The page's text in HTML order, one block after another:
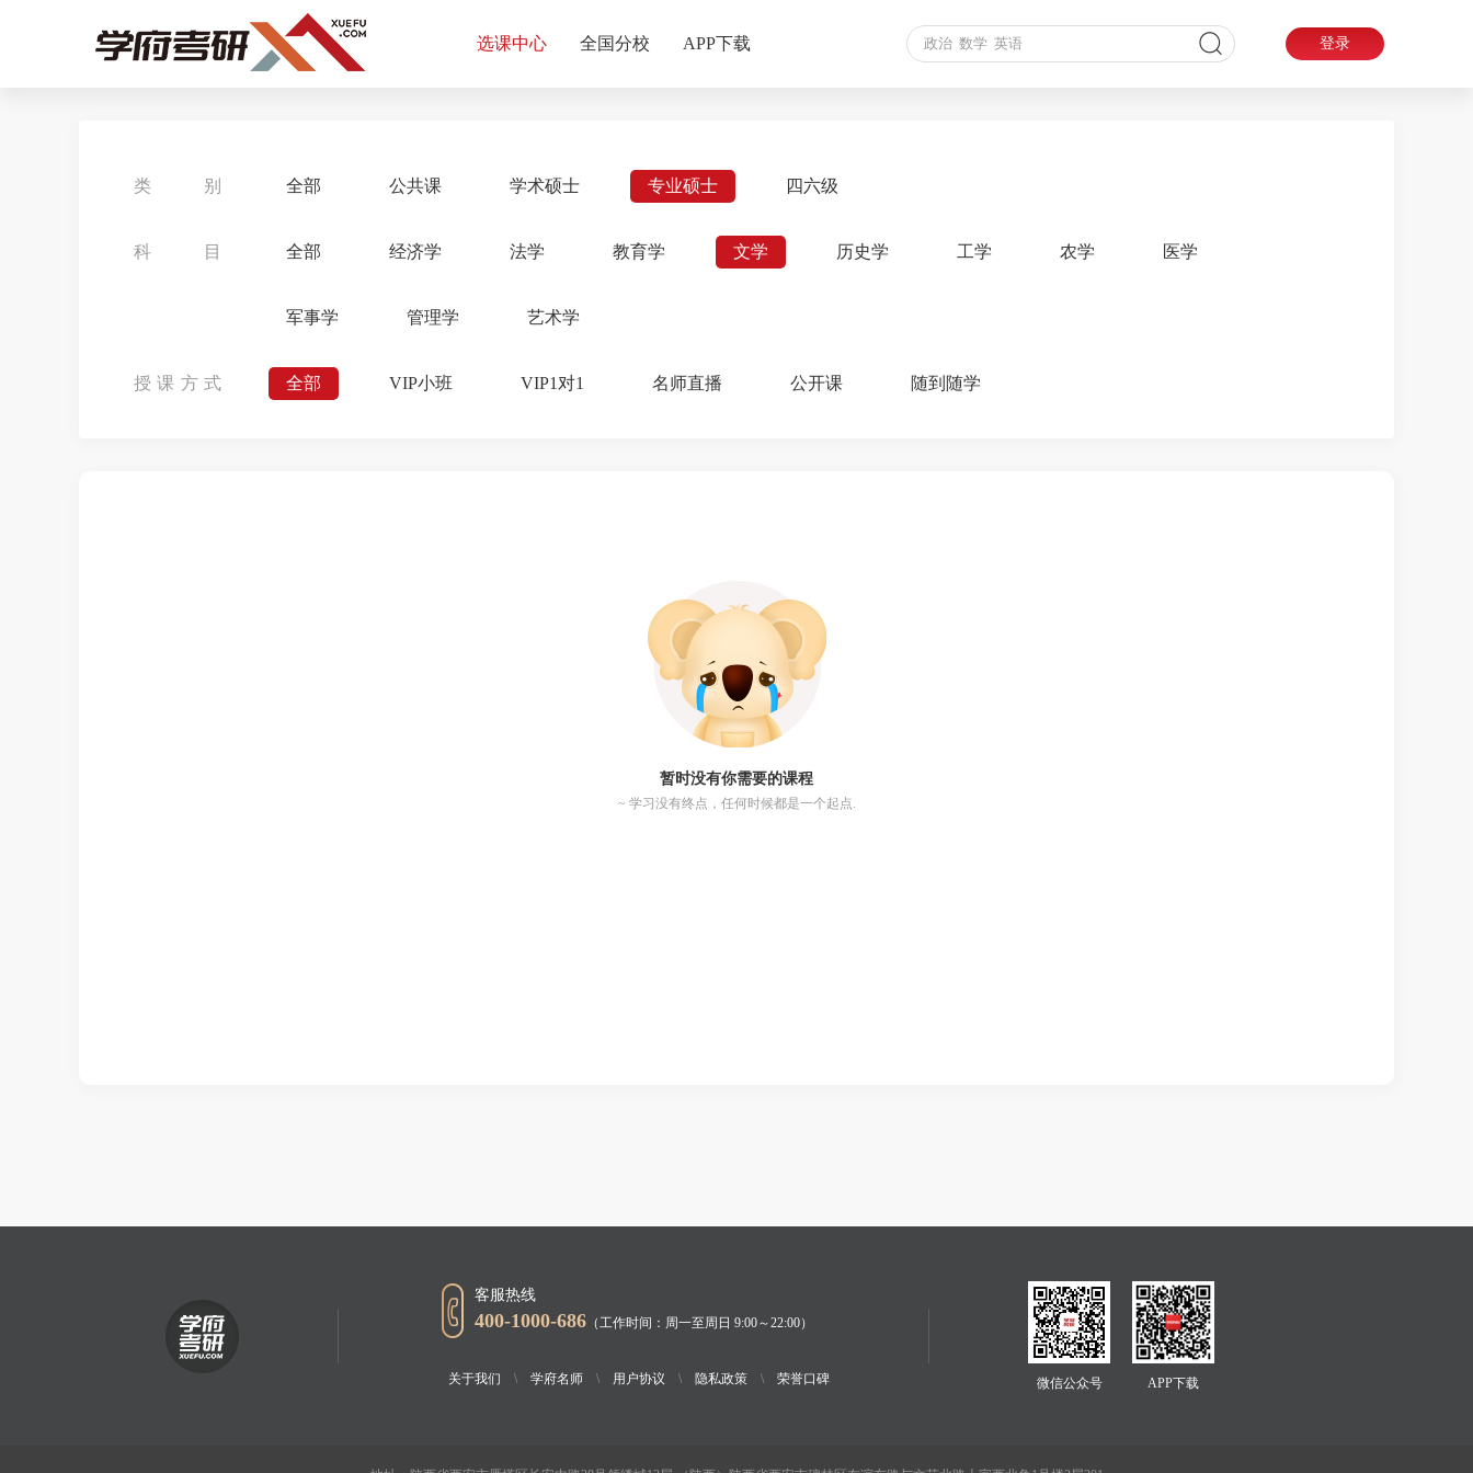
选课中心 全国分校 APP下载 登录
类别 全部 公共课 学术硕士 专业硕士 四六级
科目 全部 经济学 法学 教育学 文学 历史学 工学 农学 医学
军事学 管理学 艺术学
授课方式 全部 VIP小班 VIP1对1 名师直播 公开课 随到随学
暂时没有你需要的课程
~ 学习没有终点，任何时候都是一个起点.
客服热线
400-1000-686 （工作时间：周一至周日 9:00～22:00）
关于我们 \ 学府名师 \ 用户协议 \ 隐私政策 \ 荣誉口碑 微信公众号 APP下载